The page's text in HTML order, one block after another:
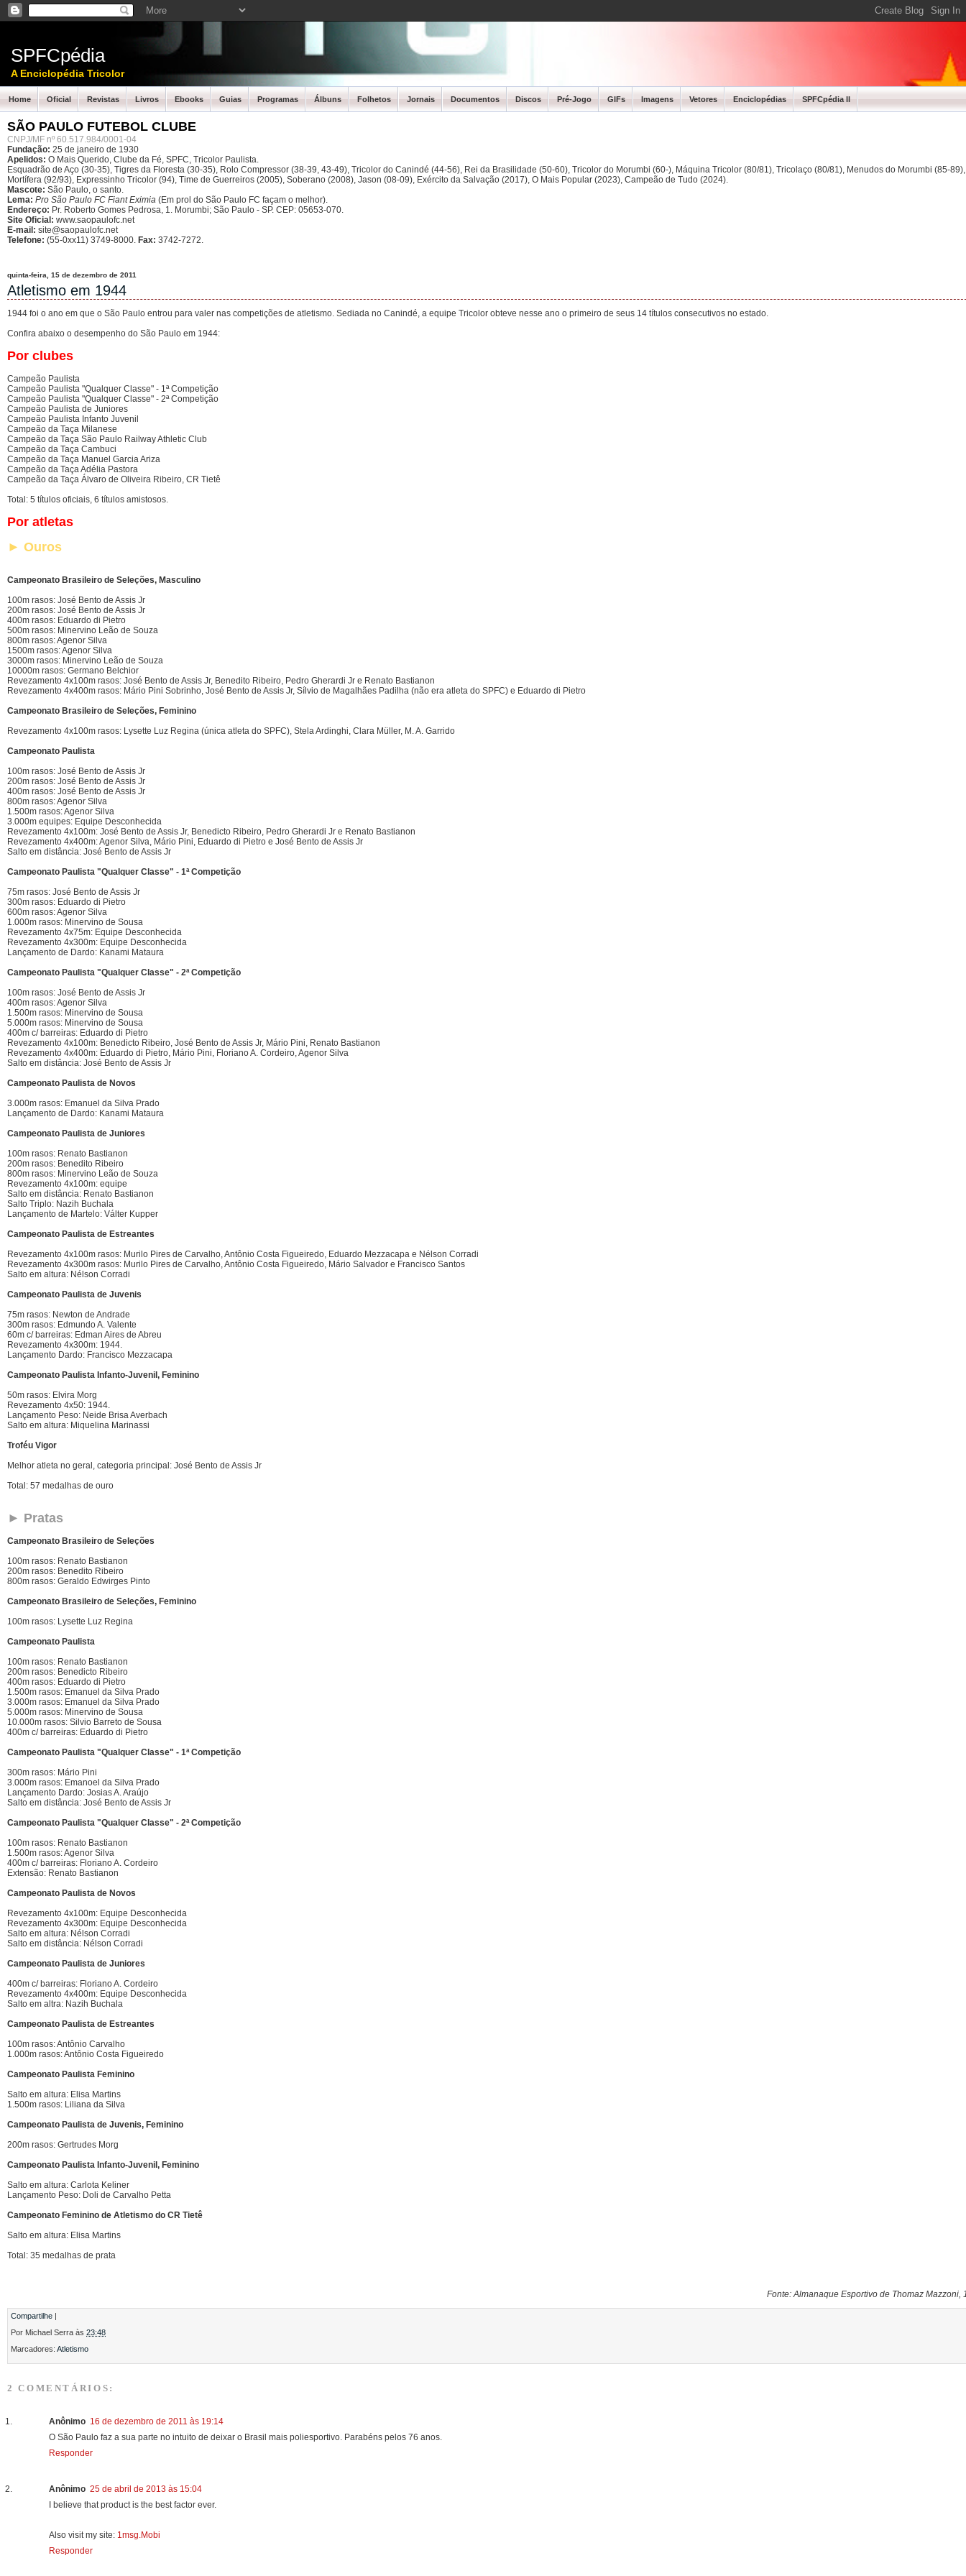
SPFCpédia
A Enciclopédia Tricolor
Home Oficial Revistas Livros Ebooks Guias Programas Álbuns Folhetos Jornais Documentos Discos Pré-Jogo GIFs Imagens Vetores Enciclopédias SPFCpédia II
SÃO PAULO FUTEBOL CLUBE
CNPJ/MF nº 60.517.984/0001-04
Fundação: 25 de janeiro de 1930
Apelidos: O Mais Querido, Clube da Fé, SPFC, Tricolor Paulista.
Esquadrão de Aço (30-35), Tigres da Floresta (30-35), Rolo Compressor (38-39, 43-49), Tricolor do Canindé (44-56), Rei da Brasilidade (50-60), Tricolor do Morumbi (60-), Máquina Tricolor (80/81), Tricolaço (80/81), Menudos do Morumbi (85-
Mortífera (92/93), Expressinho Tricolor (94), Time de Guerreiros (2005), Soberano (2008), Jason (08-09), Exército da Salvação (2017), O Mais Popular (2023), Campeão de Tudo (2024).
Mascote: São Paulo, o santo.
Lema: Pro São Paulo FC Fiant Eximia (Em prol do São Paulo FC façam o melhor).
Endereço: Pr. Roberto Gomes Pedrosa, 1. Morumbi; São Paulo - SP. CEP: 05653-070.
Site Oficial: www.saopaulofc.net
E-mail: site@saopaulofc.net
Telefone: (55-0xx11) 3749-8000. Fax: 3742-7272.
quinta-feira, 15 de dezembro de 2011
Atletismo em 1944
1944 foi o ano em que o São Paulo entrou para valer nas competições de atletismo. Sediada no Canindé, a equipe Tricolor obteve nesse ano o primeiro de seus 14 títulos consecutivos no estado.
Confira abaixo o desempenho do São Paulo em 1944:
Por clubes
Campeão Paulista
Campeão Paulista "Qualquer Classe" - 1ª Competição
Campeão Paulista "Qualquer Classe" - 2ª Competição
Campeão Paulista de Juniores
Campeão Paulista Infanto Juvenil
Campeão da Taça Milanese
Campeão da Taça São Paulo Railway Athletic Club
Campeão da Taça Cambuci
Campeão da Taça Manuel Garcia Ariza
Campeão da Taça Adélia Pastora
Campeão da Taça Álvaro de Oliveira Ribeiro, CR Tietê
Total: 5 títulos oficiais, 6 títulos amistosos.
Por atletas
► Ouros
Campeonato Brasileiro de Seleções, Masculino
100m rasos: José Bento de Assis Jr
200m rasos: José Bento de Assis Jr
400m rasos: Eduardo di Pietro
500m rasos: Minervino Leão de Souza
800m rasos: Agenor Silva
1500m rasos: Agenor Silva
3000m rasos: Minervino Leão de Souza
10000m rasos: Germano Belchior
Revezamento 4x100m rasos: José Bento de Assis Jr, Benedito Ribeiro, Pedro Gherardi Jr e Renato Bastianon
Revezamento 4x400m rasos: Mário Pini Sobrinho, José Bento de Assis Jr, Sílvio de Magalhães Padilha (não era atleta do SPFC) e Eduardo di Pietro
Campeonato Brasileiro de Seleções, Feminino
Revezamento 4x100m rasos: Lysette Luz Regina (única atleta do SPFC), Stela Ardinghi, Clara Müller, M. A. Garrido
Campeonato Paulista
100m rasos: José Bento de Assis Jr
200m rasos: José Bento de Assis Jr
400m rasos: José Bento de Assis Jr
800m rasos: Agenor Silva
1.500m rasos: Agenor Silva
3.000m equipes: Equipe Desconhecida
Revezamento 4x100m: José Bento de Assis Jr, Benedicto Ribeiro, Pedro Gherardi Jr e Renato Bastianon
Revezamento 4x400m: Agenor Silva, Mário Pini, Eduardo di Pietro e José Bento de Assis Jr
Salto em distância: José Bento de Assis Jr
Campeonato Paulista "Qualquer Classe" - 1ª Competição
75m rasos: José Bento de Assis Jr
300m rasos: Eduardo di Pietro
600m rasos: Agenor Silva
1.000m rasos: Minervino de Sousa
Revezamento 4x75m: Equipe Desconhecida
Revezamento 4x300m: Equipe Desconhecida
Lançamento de Dardo: Kanami Mataura
Campeonato Paulista "Qualquer Classe" - 2ª Competição
100m rasos: José Bento de Assis Jr
400m rasos: Agenor Silva
1.500m rasos: Minervino de Sousa
5.000m rasos: Minervino de Sousa
400m c/ barreiras: Eduardo di Pietro
Revezamento 4x100m: Benedicto Ribeiro, José Bento de Assis Jr, Mário Pini, Renato Bastianon
Revezamento 4x400m: Eduardo di Pietro, Mário Pini, Floriano A. Cordeiro, Agenor Silva
Salto em distância: José Bento de Assis Jr
Campeonato Paulista de Novos
3.000m rasos: Emanuel da Silva Prado
Lançamento de Dardo: Kanami Mataura
Campeonato Paulista de Juniores
100m rasos: Renato Bastianon
200m rasos: Benedito Ribeiro
800m rasos: Minervino Leão de Souza
Revezamento 4x100m: equipe
Salto em distância: Renato Bastianon
Salto Triplo: Nazih Buchala
Lançamento de Martelo: Válter Kupper
Campeonato Paulista de Estreantes
Revezamento 4x100m rasos: Murilo Pires de Carvalho, Antônio Costa Figueiredo, Eduardo Mezzacapa e Nélson Corradi
Revezamento 4x300m rasos: Murilo Pires de Carvalho, Antônio Costa Figueiredo, Mário Salvador e Francisco Santos
Salto em altura: Nélson Corradi
Campeonato Paulista de Juvenis
75m rasos: Newton de Andrade
300m rasos: Edmundo A. Valente
60m c/ barreiras: Edman Aires de Abreu
Revezamento 4x300m: 1944.
Lançamento Dardo: Francisco Mezzacapa
Campeonato Paulista Infanto-Juvenil, Feminino
50m rasos: Elvira Morg
Revezamento 4x50: 1944.
Lançamento Peso: Neide Brisa Averbach
Salto em altura: Miquelina Marinassi
Troféu Vigor
Melhor atleta no geral, categoria principal: José Bento de Assis Jr
Total: 57 medalhas de ouro
► Pratas
Campeonato Brasileiro de Seleções
100m rasos: Renato Bastianon
200m rasos: Benedito Ribeiro
800m rasos: Geraldo Edwirges Pinto
Campeonato Brasileiro de Seleções, Feminino
100m rasos: Lysette Luz Regina
Campeonato Paulista
100m rasos: Renato Bastianon
200m rasos: Benedicto Ribeiro
400m rasos: Eduardo di Pietro
1.500m rasos: Emanuel da Silva Prado
3.000m rasos: Emanuel da Silva Prado
5.000m rasos: Minervino de Sousa
10.000m rasos: Silvio Barreto de Sousa
400m c/ barreiras: Eduardo di Pietro
Campeonato Paulista "Qualquer Classe" - 1ª Competição
300m rasos: Mário Pini
3.000m rasos: Emanoel da Silva Prado
Lançamento Dardo: Josias A. Araújo
Salto em distância: José Bento de Assis Jr
Campeonato Paulista "Qualquer Classe" - 2ª Competição
100m rasos: Renato Bastianon
1.500m rasos: Agenor Silva
400m c/ barreiras: Floriano A. Cordeiro
Extensão: Renato Bastianon
Campeonato Paulista de Novos
Revezamento 4x100m: Equipe Desconhecida
Revezamento 4x300m: Equipe Desconhecida
Salto em altura: Nélson Corradi
Salto em distância: Nélson Corradi
Campeonato Paulista de Juniores
400m c/ barreiras: Floriano A. Cordeiro
Revezamento 4x400m: Equipe Desconhecida
Salto em altra: Nazih Buchala
Campeonato Paulista de Estreantes
100m rasos: Antônio Carvalho
1.000m rasos: Antônio Costa Figueiredo
Campeonato Paulista Feminino
Salto em altura: Elisa Martins
1.500m rasos: Liliana da Silva
Campeonato Paulista de Juvenis, Feminino
200m rasos: Gertrudes Morg
Campeonato Paulista Infanto-Juvenil, Feminino
Salto em altura: Carlota Keliner
Lançamento Peso: Doli de Carvalho Petta
Campeonato Feminino de Atletismo do CR Tietê
Salto em altura: Elisa Martins
Total: 35 medalhas de prata
Fonte: Almanaque Esportivo de Thomaz Mazzoni,
Compartilhe |
Por Michael Serra às 23:48
Marcadores: Atletismo
2 COMENTÁRIOS:
Anônimo 16 de dezembro de 2011 às 19:14
O São Paulo faz a sua parte no intuito de deixar o Brasil mais poliesportivo. Parabéns pelos 76 anos.
Responder
Anônimo 25 de abril de 2013 às 15:04
Ι believe thаt product is thе best faсtor eνеr.
Alѕo visit my sіte: 1msg.Mobi
Responder